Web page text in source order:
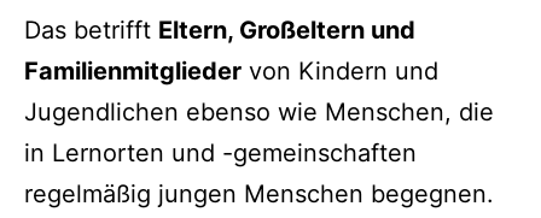
Das betrifft Eltern, Großeltern und
Familienmitglieder von Kindern und
Jugendlichen ebenso wie Menschen, die
in Lernorten und -gemeinschaften
regelmäßig jungen Menschen begegnen.